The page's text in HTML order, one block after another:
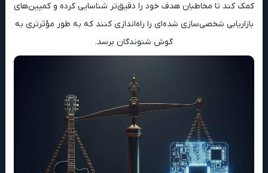
کمک کند تا مخاطبان هدف خود را دقیق‌تر شناسایی کرده و کمپین‌های
بازاریابی شخصی‌سازی شده‌ای را راه‌اندازی کنند که به طور مؤثرتری به
گوش شنوندگان برسد.